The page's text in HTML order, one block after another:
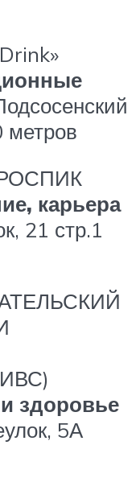
метров
карьера
21 стр.1
здоровье
5А